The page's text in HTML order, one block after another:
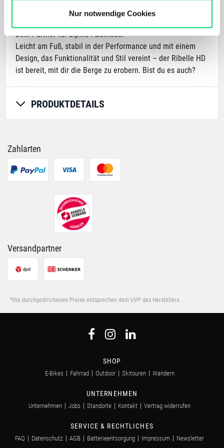
zu personalisieren, Funktionen für soziale Medien
anbieten zu können und die Zugriffe auf unsere Website
zu analysieren. Außerdem geben wir Informationen zu
Deiner Verwendung unserer Website an unsere Partner
für soziale Medien, Werbung und Analysen weiter.
Unsere Partner führen diese Informationen
möglicherweise mit weiteren Daten zusammen, die Du
Nutzung der Dienste gesammelt haben.
Nur notwendige Cookies
und ganz auf deine Tour konzentrieren kannst.
Dein Partner für alpine Abenteuer
Leicht am Fuß, stabil in der Performance und mit einem
Design, das Funktionalität und Stil vereint – der Ribelle HD
ist bereit, mit dir die Berge zu erobern. Bist du es auch?
PRODUKTDETAILS
Zahlarten
Versandpartner
*Die durchgestrichenen Preise entsprechen dem UVP des Herstellers.
SHOP
E-Bikes Fahrrad Outdoor Skitouren Wandern
UNTERNEHMEN
Unternehmen Jobs Standorte Kontakt Vertrag widerrufen
SERVICE & RECHTLICHES
FAQ Datenschutz AGB Batterieentsorgung Impressum Newsletter